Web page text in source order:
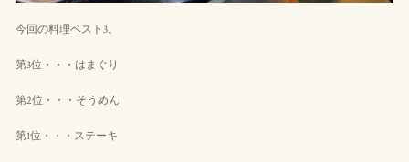
今回の料理ベスト3。
第3位・・・はまぐり
第2位・・・そうめん
第1位・・・ステーキ